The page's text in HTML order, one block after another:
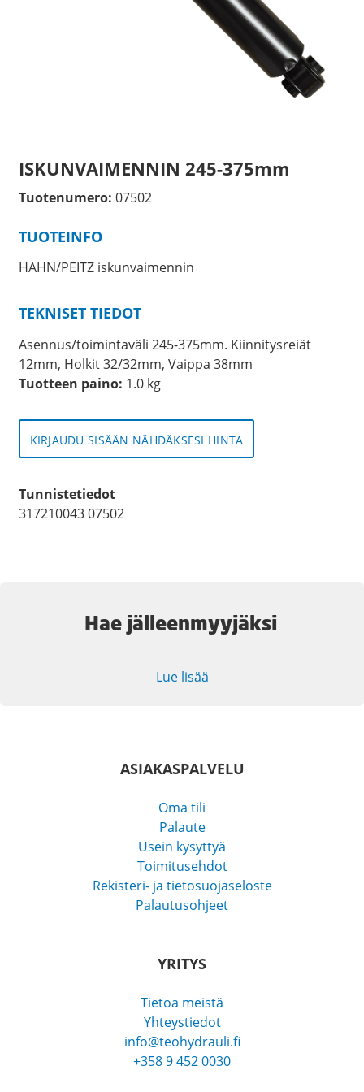
ISKUNVAIMENNIN 245-375mm
Tuotenumero: 07502
TUOTEINFO
HAHN/PEITZ iskunvaimennin
TEKNISET TIEDOT
Asennus/toimintaväli 245-375mm. Kiinnitysreiät
12mm, Holkit 32/32mm, Vaippa 38mm
Tuotteen paino: 1.0 kg
KIRJAUDU SISÄÄN NÄHDÄKSESI HINTA
Tunnistetiedot
317210043 07502
Hae jälleenmyyjäksi
Lue lisää
ASIAKASPALVELU
Oma tili
Palaute
Usein kysyttyä
Toimitusehdot
Rekisteri- ja tietosuojaseloste
Palautusohjeet
YRITYS
Tietoa meistä
Yhteystiedot
info@teohydrauli.fi
+358 9 452 0030